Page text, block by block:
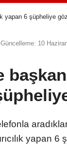
yapan 6 şüpheliye
Güncelleme: 10
yapan 6